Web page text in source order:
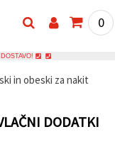
0
in obeski za nakit
DODATKI